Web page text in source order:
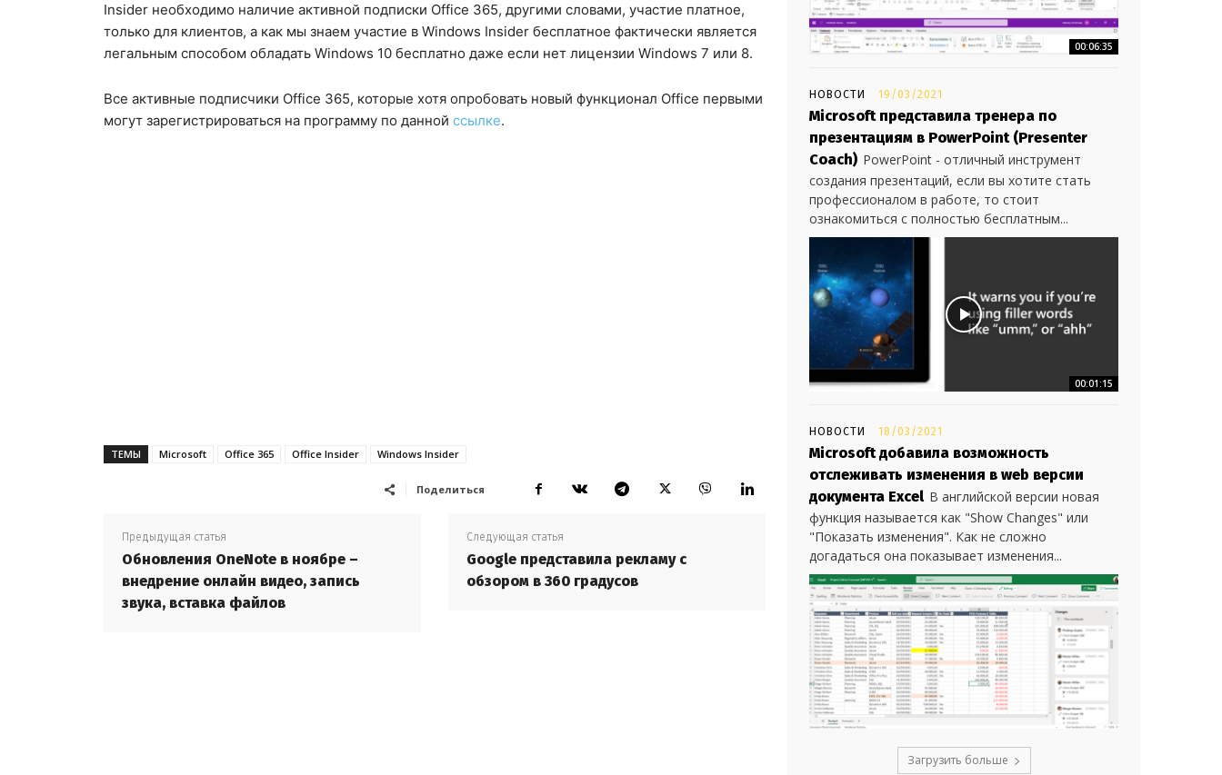
Insider необходимо наличие активной подписки Office 365, другими словами, участие платное,
только для клиентов, а как мы знаем участие в Windows Insider бесплатное фактически является
легальным способом обладать Windows 10 бесплатно даже если нет лицензии Windows 7 или 8.
Все активные подписчики Office 365, которые хотя опробовать новый функционал Office первыми
могут зарегистрироваться на программу по данной ссылке.
ТЕМЫ Microsoft Office 365 Office Insider Windows Insider
Поделиться
Предыдущая статья
Обновления OneNote в ноябре –
внедрение онлайн видео, запись
звука, вставка файлов
Следующая статья
Google представила рекламу с
обзором в 360 градусов
00:06:35
НОВОСТИ 19/03/2021
Microsoft представила тренера по
презентациям в PowerPoint (Presenter
Coach) PowerPoint - отличный инструмент
создания презентаций, если вы хотите стать
профессионалом в работе, то стоит
ознакомиться с полностью бесплатным...
00:01:15
НОВОСТИ 18/03/2021
Microsoft добавила возможность
отслеживать изменения в web версии
документа Excel В английской версии новая
функция называется как "Show Changes" или
"Показать изменения". Как не сложно
догадаться она показывает изменения...
Загрузить больше